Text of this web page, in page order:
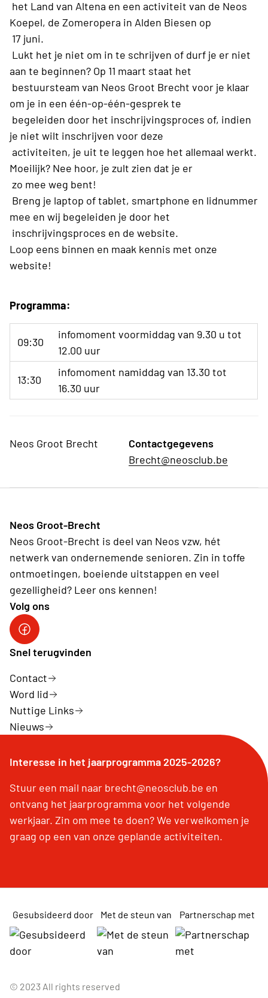
het Land van Altena en een activiteit van de Neos
Koepel, de Zomeropera in Alden Biesen op
17 juni.
Lukt het je niet om in te schrijven of durf je er niet
aan te beginnen? Op 11 maart staat het
bestuursteam van Neos Groot Brecht voor je klaar
om je in een één-op-één-gesprek te
begeleiden door het inschrijvingsproces of, indien
je niet wilt inschrijven voor deze
activiteiten, je uit te leggen hoe het allemaal werkt.
Moeilijk? Nee hoor, je zult zien dat je er
zo mee weg bent!
Breng je laptop of tablet, smartphone en lidnummer
mee en wij begeleiden je door het
inschrijvingsproces en de website.
Loop eens binnen en maak kennis met onze
website!
Programma:
09:30
infomoment voormiddag van 9.30 u tot
12.00 uur
13:30
infomoment namiddag van 13.30 tot
16.30 uur
Neos Groot Brecht
Contactgegevens
Brecht@neosclub.be
Neos Groot-Brecht
Neos Groot-Brecht is deel van Neos vzw, hét
netwerk van ondernemende senioren. Zin in toffe
ontmoetingen, boeiende uitstappen en veel
gezelligheid? Leer ons kennen!
Volg ons
Facebook Neos Groot Brecht
Snel terugvinden
Contact
Word lid
Nuttige Links
Nieuws
Interesse in het jaarprogramma 2025-2026?
Stuur een mail naar brecht@neosclub.be en
ontvang het jaarprogramma voor het volgende
werkjaar. Zin om mee te doen? We verwelkomen je
graag op een van onze geplande activiteiten.
Gesubsideerd door Met de steun van Partnerschap met
© 2023 All rights reserved